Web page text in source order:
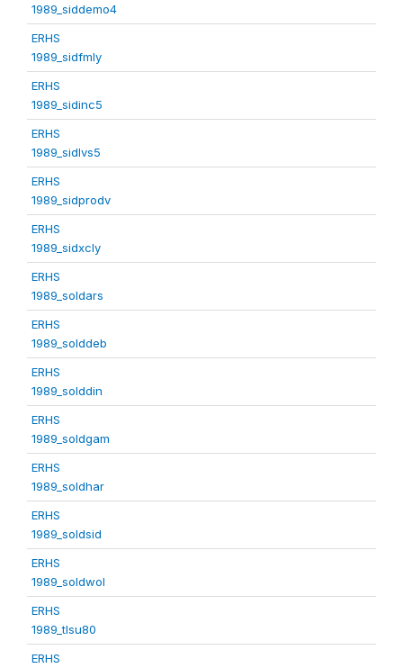
1989_siddemo4
ERHS
1989_sidfmly
ERHS
1989_sidinc5
ERHS
1989_sidlvs5
ERHS
1989_sidprodv
ERHS
1989_sidxcly
ERHS
1989_soldars
ERHS
1989_solddeb
ERHS
1989_solddin
ERHS
1989_soldgam
ERHS
1989_soldhar
ERHS
1989_soldsid
ERHS
1989_soldwol
ERHS
1989_tlsu80
ERHS